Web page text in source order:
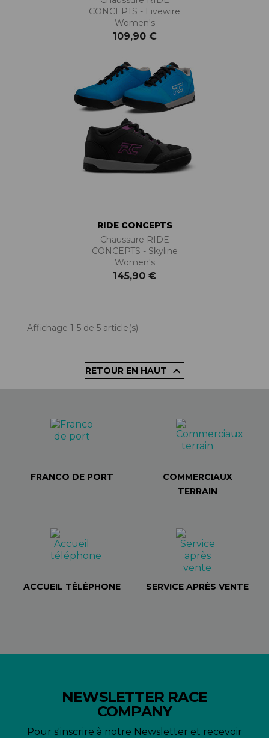
CONCEPTS - Livewire
Women's
109,90 €
RIDE CONCEPTS
Chaussure RIDE
CONCEPTS - Skyline
Women's
145,90 €
Affichage 1-5 de 5 article(s)
RETOUR EN HAUT 
FRANCO DE PORT
COMMERCIAUX
TERRAIN
ACCUEIL TÉLÉPHONE SERVICE APRÈS VENTE
NEWSLETTER RACE
COMPANY
Pour s'inscrire à notre Newsletter et recevoir